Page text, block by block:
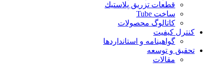
قطعات تزريق پلاستيك
ساخت Tube
کاتالوگ محصولات
کنترل کیفیت
گواهينامه و استانداردها
تحقيق و توسعه
مقالات